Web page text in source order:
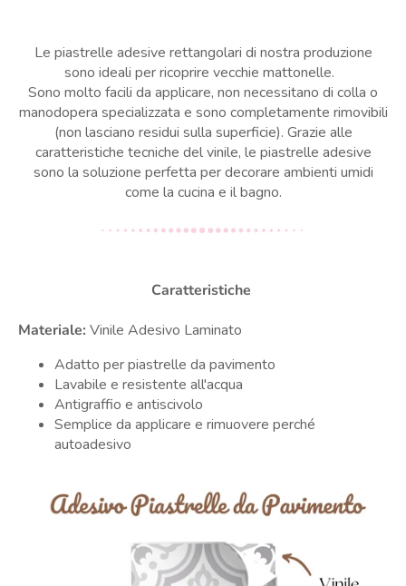
Le piastrelle adesive rettangolari di nostra produzione
sono ideali per ricoprire vecchie mattonelle.
Sono molto facili da applicare, non necessitano di colla o
manodopera specializzata e sono completamente rimovibili
(non lasciano residui sulla superficie). Grazie alle
caratteristiche tecniche del vinile, le piastrelle adesive
sono la soluzione perfetta per decorare ambienti umidi
come la cucina e il bagno.
Caratteristiche
Materiale: Vinile Adesivo Laminato
Adatto per piastrelle da pavimento
Lavabile e resistente all'acqua
Antigraffio e antiscivolo
Semplice da applicare e rimuovere perché
autoadesivo